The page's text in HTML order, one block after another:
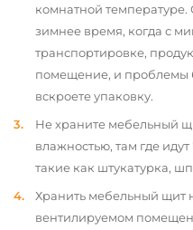
комнатной температуре.
зимнее время, когда с
транспортировке,
помещение, и проблемы
вскроете упаковку.
Не храните мебельный
влажностью, там где
такие как штукатурка,
Хранить мебельный щит
вентилируемом